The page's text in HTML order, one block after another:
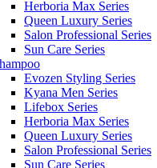
Herboria Max Series
Queen Luxury Series
Salon Professional Series
Sun Care Series
Evozen Styling Series
Kyana Men Series
Lifebox Series
Herboria Max Series
Queen Luxury Series
Salon Professional Series
Sun Care Series